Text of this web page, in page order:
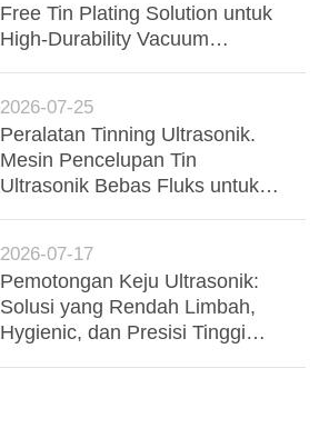
Free Tin Plating Solution untuk
High-Durability Vacuum
2026-07-25
Peralatan Tinning Ultrasonik.
Mesin Pencelupan Tin
Ultrasonik Bebas Fluks untuk
Elektronik
2026-07-17
Pemotongan Keju Ultrasonik:
Solusi yang Rendah Limbah,
Hygienic, dan Presisi Tinggi